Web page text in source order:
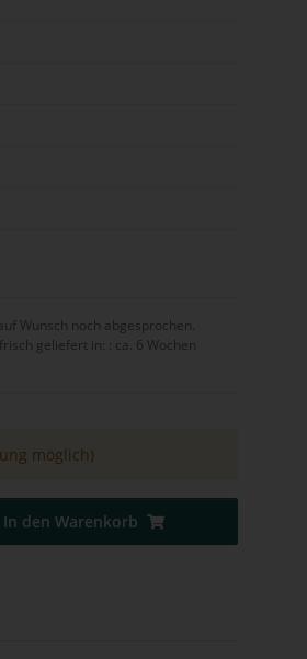
Wunsch noch abgesprochen.
geliefert in: : ca. 6 Wochen
möglich)
In den Warenkorb